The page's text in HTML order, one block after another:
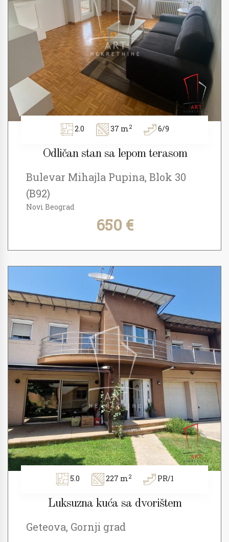
2.0 37 m2 6/9
Odličan stan sa lepom terasom
Bulevar Mihajla Pupina, Blok 30
(B92)
Novi Beograd
650 €
5.0 227 m2 PR/1
Luksuzna kuća sa dvorištem
Geteova, Gornji grad